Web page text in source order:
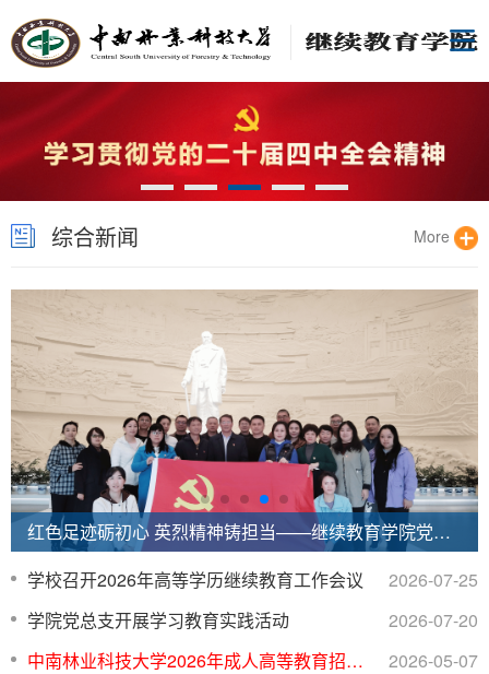
综合新闻 More
红色足迹砺初心 英烈精神铸担当——继续教育学院党总支组织...
2026-07-25
学校召开2026年高等学历继续教育工作会议
2026-07-20
学院党总支开展学习教育实践活动
2026-05-07
中南林业科技大学2026年成人高等教育招生简章